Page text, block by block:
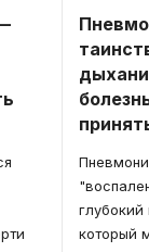
который